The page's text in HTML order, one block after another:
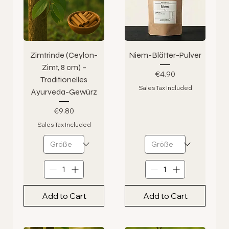
Zimtrinde (Ceylon-
Zimt, 8 cm) –
Traditionelles
Ayurveda-Gewürz
Price
€9.80
Sales Tax Included
Add to Cart
Niem-Blätter-Pulver
Price
€4.90
Sales Tax Included
Add to Cart